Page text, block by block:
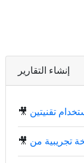
إنشاء التقارير
🎥 تقنيتين
🎥